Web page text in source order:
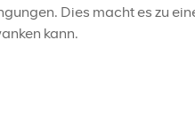
Dies macht es zu
kann.